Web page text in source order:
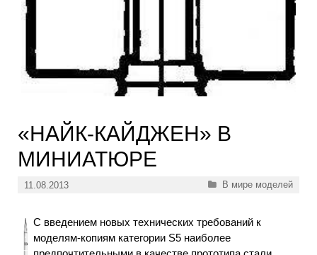
«НАЙК-КАЙДЖЕН» В
МИНИАТЮРЕ
11.08.2013 Рубрики
В мире моделей
С введением новых технических требований к
моделям-копиям категории S5 наиболее